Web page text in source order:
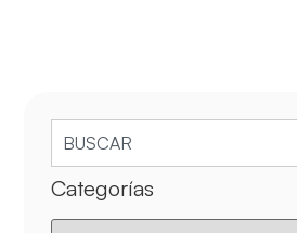
Categorías